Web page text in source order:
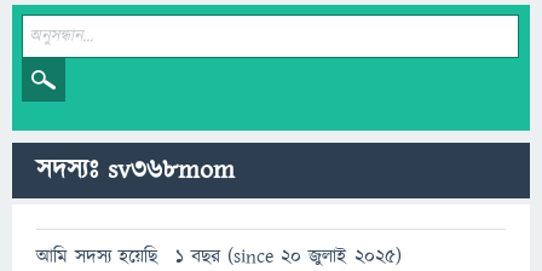
সদস্যঃ sv368mom
আমি সদস্য হয়েছি 1 বছর (since 20 জুলাই 2025)